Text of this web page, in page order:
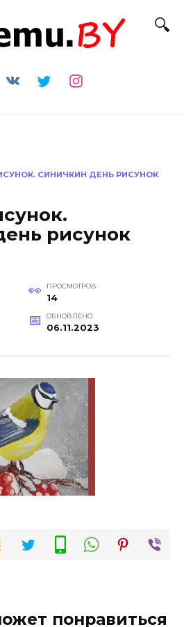
СИНИЧКИН ДЕНЬ РИСУНОК
рисунок
ПРОСМОТРОВ
14
ОБНОВЛЕНО
06.11.2023
понравиться